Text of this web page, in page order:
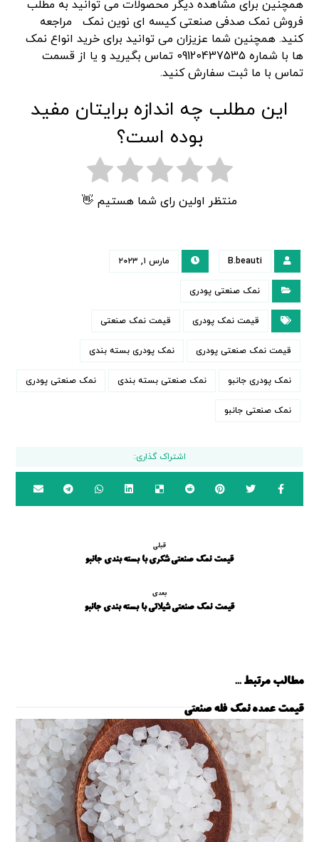
همچنین برای مشاهده دیگر محصولات می توانید به مطلب
فروش نمک صدفی صنعتی کیسه ای نوین نمک مراجعه
کنید. همچنین شما عزیزان می توانید برای خرید انواع نمک
ها با شماره 09120437535 تماس بگیرید و یا از قسمت
تماس با ما ثبت سفارش کنید.
این مطلب چه اندازه برایتان مفید
بوده است؟
منتظر اولین رای شما هستیم 👋
B.beauti مارس ۱, ۲۰۲۳
نمک صنعتی پودری
قیمت نمک پودری قیمت نمک صنعتی
قیمت نمک صنعتی پودری نمک پودری بسته بندی
نمک پودری جانبو نمک صنعتی بسته بندی نمک صنعتی پودری
نمک صنعتی جانبو
قبلی
قیمت نمک صنعتی شکری با بسته بندی جانبو
بعدی
قیمت نمک صنعتی شیلاتی با بسته بندی جانبو
مطالب مرتبط ...
قیمت عمده نمک فله صنعتی
نمک فله صنعتی